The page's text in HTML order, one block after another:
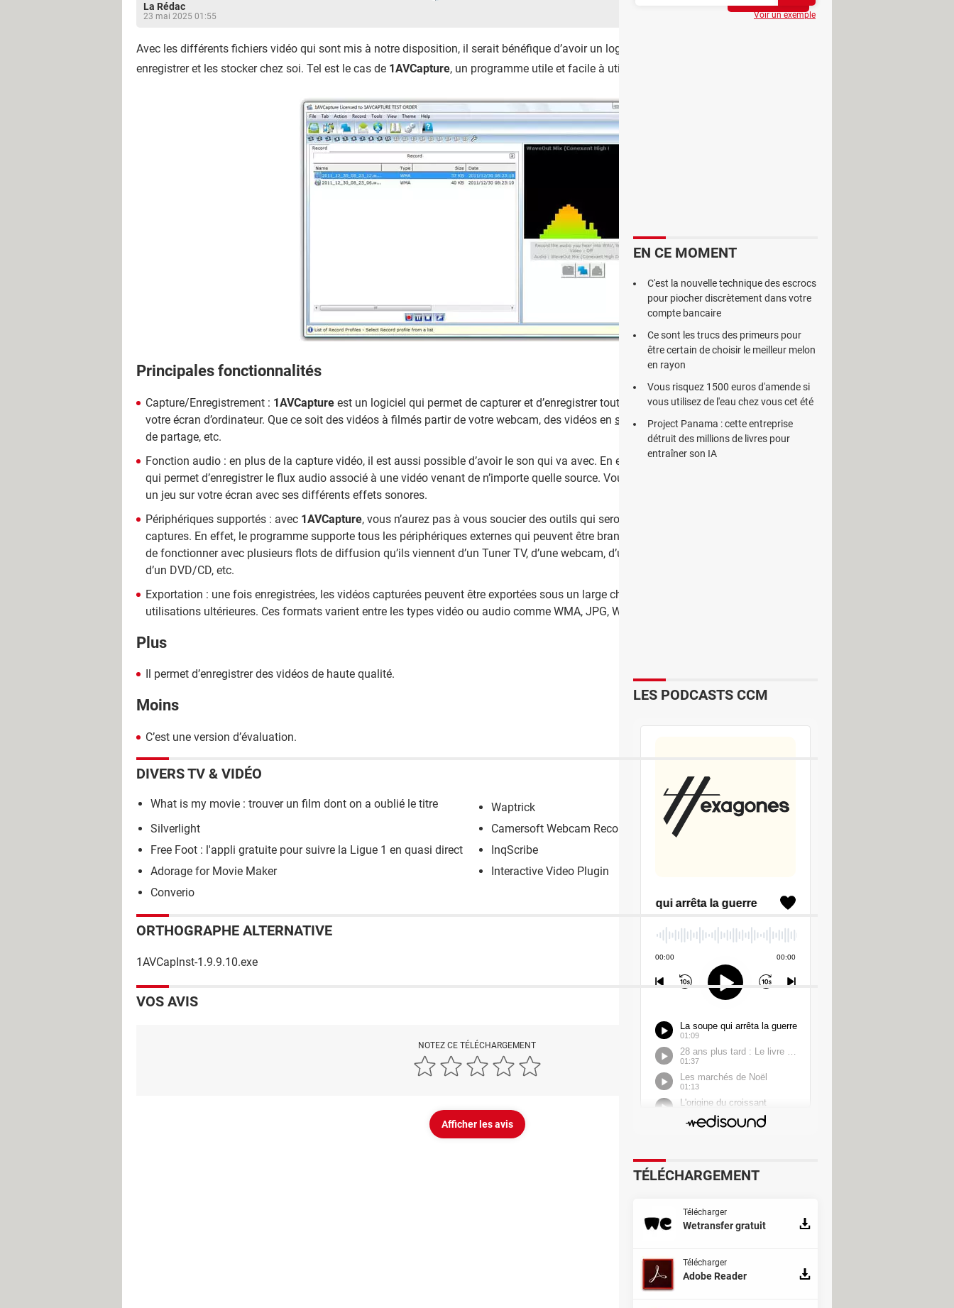
La Rédac
23 mai 2025 01:55
Avec les différents fichiers vidéo qui sont mis à notre disposition, il serait bénéfique d’avoir un logiciel de capture pour pouvoir les
enregistrer et les stocker chez soi. Tel est le cas de 1AVCapture, un programme utile et facile à utiliser à la fois.
Principales fonctionnalités
Capture/Enregistrement : 1AVCapture est un logiciel qui permet de capturer et d’enregistrer tout ce qui est susceptible de passer sur
votre écran d’ordinateur. Que ce soit des vidéos à filmés partir de votre webcam, des vidéos en streaming, ou des vidéos sur des sites
de partage, etc.
Fonction audio : en plus de la capture vidéo, il est aussi possible d’avoir le son qui va avec. En effet,
1AVCapture possède une fonction
qui permet d’enregistrer le flux audio associé à une vidéo venant de n’importe quelle source. Vous pouvez, à titre d’exemple, enregistrer
un jeu sur votre écran avec ses différents effets sonores.
Périphériques supportés : avec 1AVCapture, vous n’aurez pas à vous soucier des outils qui seront compatibles ou non pour vos
captures. En effet, le programme supporte tous les périphériques externes qui peuvent être branchés à votre ordinateur. Il est capable
de fonctionner avec plusieurs flots de diffusion qu’ils viennent d’un Tuner TV, d’une webcam, d’un magnétoscope, d’un microphone,
d’un DVD/CD, etc.
Exportation : une fois enregistrées, les vidéos capturées peuvent être exportées sous un large choix de format qui facilitera leurs
utilisations ultérieures. Ces formats varient entre les types vidéo ou audio comme WMA, JPG, WMV, AVI, WAV ou MP3.
Plus
Il permet d’enregistrer des vidéos de haute qualité.
Moins
C’est une version d’évaluation.
DIVERS TV & VIDÉO
What is my movie : trouver un film dont on a oublié le titre
Waptrick
Silverlight
Camersoft Webcam Recorder
Free Foot : l'appli gratuite pour suivre la Ligue 1 en quasi direct
InqScribe
Adorage for Movie Maker
Interactive Video Plugin
Converio
ORTHOGRAPHE ALTERNATIVE
1AVCapInst-1.9.9.10.exe
VOS AVIS
NOTEZ CE TÉLÉCHARGEMENT
Afficher les avis
Voir un exemple
EN CE MOMENT
C'est la nouvelle technique des escrocs
pour piocher discrètement dans votre
compte bancaire
Ce sont les trucs des primeurs pour
être certain de choisir le meilleur melon
en rayon
Vous risquez 1500 euros d'amende si
vous utilisez de l'eau chez vous cet été
Project Panama : cette entreprise
détruit des millions de livres pour
entraîner son IA
LES PODCASTS CCM
TÉLÉCHARGEMENT
Télécharger
Wetransfer gratuit
Télécharger
Adobe Reader